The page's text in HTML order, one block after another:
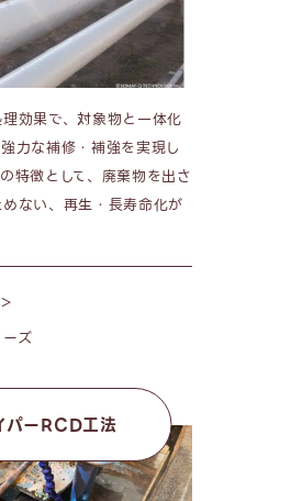
効果で、対象物と一体化
力な補修・補強を実現し
特徴として、廃棄物を出さ
ない、再生・長寿命化が
ズ
パーRCD工法